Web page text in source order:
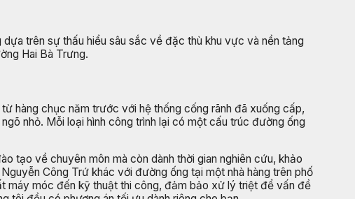
trên sự thấu hiểu sâu sắc về đặc thù khu vực và nền tảng
Hai Bà Trưng.
hàng chục năm trước với hệ thống cống rãnh đã xuống cấp,
nhỏ. Mỗi loại hình công trình lại có một cấu trúc đường ống
tạo về chuyên môn mà còn dành thời gian nghiên cứu, khảo
Công Trứ khác với đường ống tại một nhà hàng trên phố
máy móc đến kỹ thuật thi công, đảm bảo xử lý triệt để vấn đề